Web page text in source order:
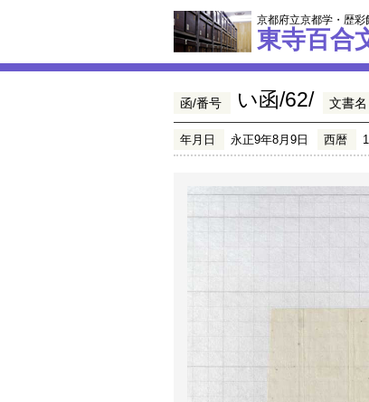
京都府立京都学・歴彩
東寺百合
函/番号 い函/62/ 文書名
年月日 永正9年8月9日 西暦